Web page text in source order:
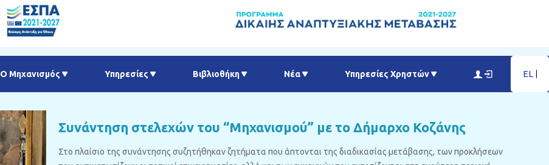
Ο Μηχανισμός Υπηρεσίες Βιβλιοθήκη Νέα Υπηρεσίες Χρηστών EL
Συνάντηση στελεχών του “Μηχανισμού” με το Δήμαρχο Κοζάνης
Στο πλαίσιο της συνάντησης συζητήθηκαν ζητήματα που άπτονται της διαδικασίας μετάβασης, των προκλήσεων